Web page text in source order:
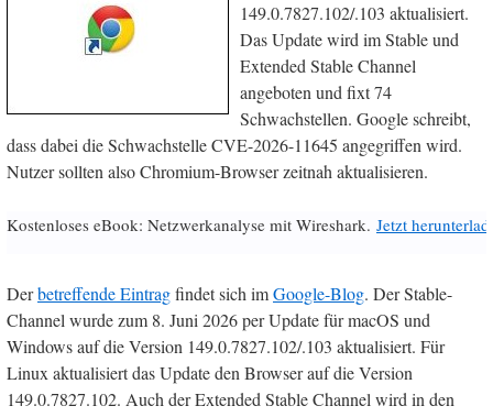
149.0.7827.102/.103 aktualisiert.
Das Update wird im Stable und
Extended Stable Channel
angeboten und fixt 74
Schwachstellen. Google schreibt,
dass dabei die Schwachstelle CVE-2026-11645 angegriffen wird.
Nutzer sollten also Chromium-Browser zeitnah aktualisieren.
Kostenloses eBook: Netzwerkanalyse mit Wireshark. Jetzt
Derbetreffende Eintragfindet sich imGoogle-Blog. Der Stable-
Channel wurde zum 8. Juni 2026 per Update für macOS und
Windows auf die Version 149.0.7827.102/.103 aktualisiert. Für
Linux aktualisiert das Update den Browser auf die Version
149.0.7827.102. Auch der Extended Stable Channel wird in den